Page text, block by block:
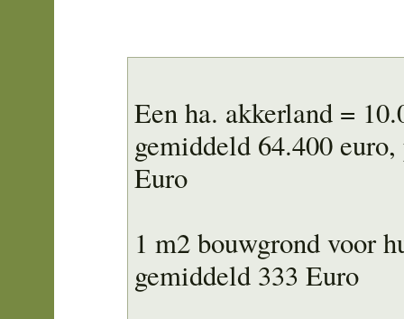
Een ha. akkerland =
gemiddeld 64.400
Euro
1 m2 bouwgrond voor
gemiddeld 333 Euro